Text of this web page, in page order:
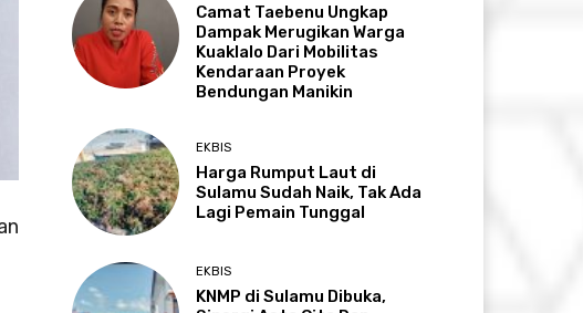
Camat Taebenu Ungkap
Dampak Merugikan Warga
Kuaklalo Dari Mobilitas
Kendaraan Proyek
Bendungan Manikin
EKBIS
Harga Rumput Laut di
Sulamu Sudah Naik, Tak Ada
Lagi Pemain Tunggal
EKBIS
KNMP di Sulamu Dibuka,